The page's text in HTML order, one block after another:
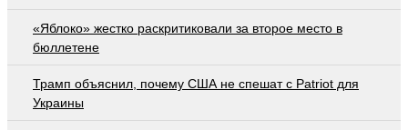
«Яблоко» жестко раскритиковали за второе место в
бюллетене
Трамп объяснил, почему США не спешат с Patriot для
Украины